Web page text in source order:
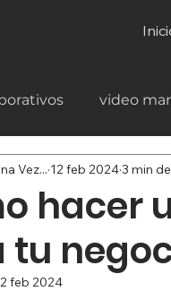
video
hacer
tu
Vez... 12 feb 20243 min
feb 2024